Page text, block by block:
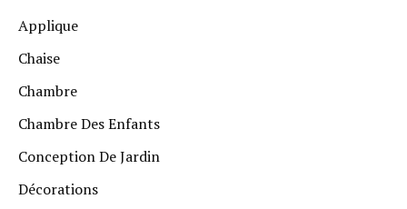
Applique
Chaise
Chambre
Chambre Des Enfants
Conception De Jardin
Décorations